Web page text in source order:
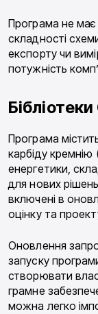
Програма не
складності
експорту чи
потужність
Програма
карбіду кремнію
енергетики,
для нових
включені в
оцінку та
Оновлення
запуску
створювати
грамне
можна легко